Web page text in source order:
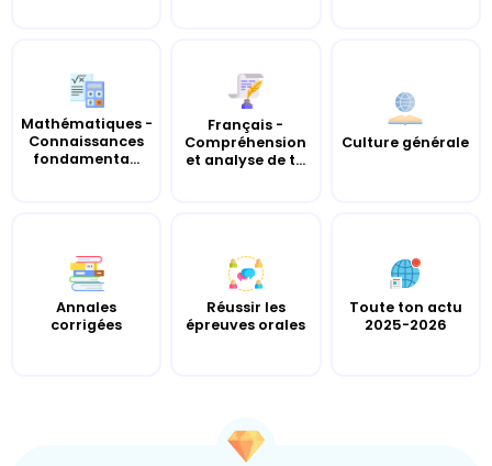
Mathématiques -
Connaissances
fondamenta...
Français -
Compréhension
et analyse de t...
Culture générale
Annales
corrigées
Réussir les
épreuves orales
Toute ton actu
2025-2026